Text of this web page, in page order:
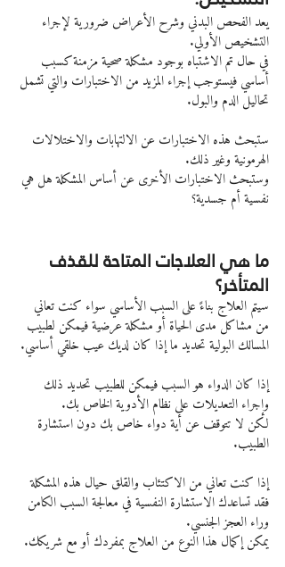
يعد الفحص البدني وشرح الأعراض ضرورية لإجراء
التشخيص الأولي.
في حال تم الاشتباه بوجود مشكلة صحية مزمنة كسبب
أساسي فيستوجب إجراء المزيد من الاختبارات والتي تشمل
تحاليل الدم والبول.
ستبحث هذه الاختبارات عن الالتهابات والاختلالات
الهرمونية وغير ذلك.
وستبحث الاختبارات الأخرى عن أساس المشكلة هل هي
نفسية أم جسدية؟
ما هي العلاجات المتاحة للقذف
المتأخر؟
سيتم العلاج بناءً على السبب الأساسي سواء كنت تعاني
من مشاكل مدى الحياة أو مشكلة عرضية فيمكن لطبيب
المسالك البولية تحديد ما إذا كان لديك عيب خلقي أساسي.
إذا كان الدواء هو السبب فيمكن للطبيب تحديد ذلك
وإجراء التعديلات على نظام الأدوية الخاص بك.
لكن لا تتوقف عن أية دواء خاص بك دون استشارة
الطبيب.
إذا كنت تعاني من الاكتئاب والقلق حيال هذه المشكلة
فقد تساعدك الاستشارة النفسية في معالجة السبب الكامن
وراء العجز الجنسي.
يمكن إكمال هذا النوع من العلاج بمفردك أو مع شريكك.